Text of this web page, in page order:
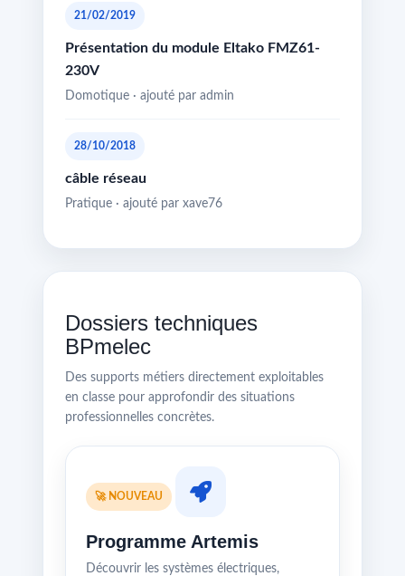
21/02/2019
Présentation du module Eltako FMZ61-
230V
Domotique · ajouté par admin
28/10/2018
câble réseau
Pratique · ajouté par xave76
Dossiers techniques
BPmelec
Des supports métiers directement exploitables
en classe pour approfondir des situations
professionnelles concrètes.
🚀 NOUVEAU
Programme Artemis
Découvrir les systèmes électriques,